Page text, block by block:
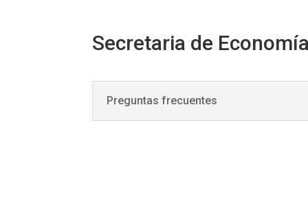
Secretaria de
Preguntas frecuentes